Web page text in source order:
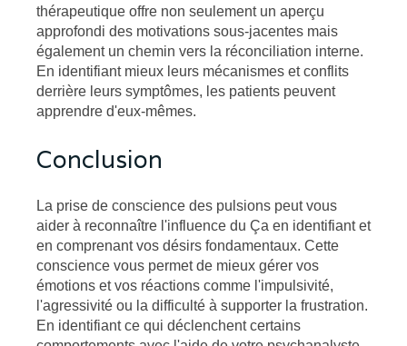
thérapeutique offre non seulement un aperçu
approfondi des motivations sous-jacentes mais
également un chemin vers la réconciliation interne.
En identifiant mieux leurs mécanismes et conflits
derrière leurs symptômes, les patients peuvent
apprendre d'eux-mêmes.
Conclusion
La prise de conscience des pulsions peut vous
aider à reconnaître l'influence du Ça en identifiant et
en comprenant vos désirs fondamentaux. Cette
conscience vous permet de mieux gérer vos
émotions et vos réactions comme l'impulsivité,
l'agressivité ou la difficulté à supporter la frustration.
En identifiant ce qui déclenchent certains